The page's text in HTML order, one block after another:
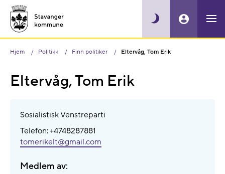
Hjem Politikk Finn politiker Eltervåg, Tom Erik
Eltervåg, Tom Erik
Sosialistisk Venstreparti
Telefon: +4748287881
tomerikelt@​gmail.com
Medlem av: